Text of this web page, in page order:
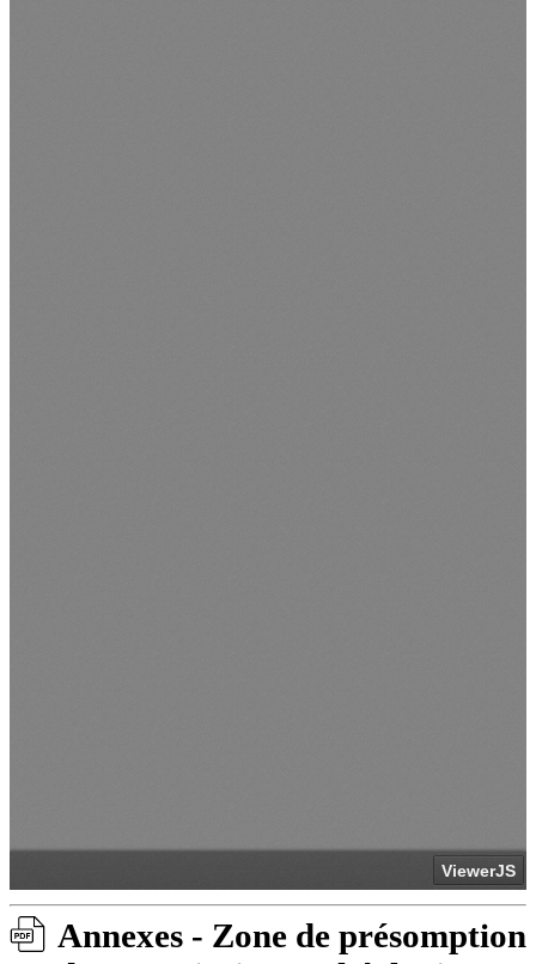
Annexes - Zone de présomption